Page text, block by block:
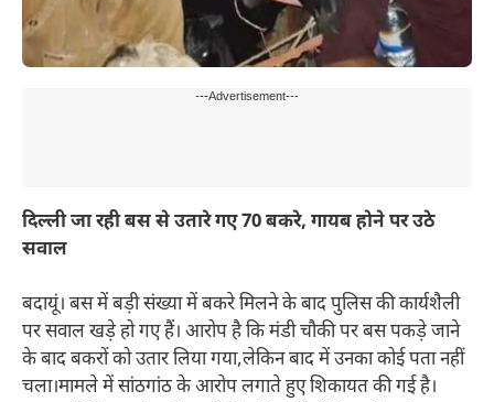
---Advertisement---
दिल्ली जा रही बस से उतारे गए 70 बकरे, गायब होने पर उठे
सवाल
बदायूं। बस में बड़ी संख्या में बकरे मिलने के बाद पुलिस की कार्यशैली
पर सवाल खड़े हो गए हैं। आरोप है कि मंडी चौकी पर बस पकड़े जाने
के बाद बकरों को उतार लिया गया,लेकिन बाद में उनका कोई पता नहीं
चला।मामले में सांठगांठ के आरोप लगाते हुए शिकायत की गई है।